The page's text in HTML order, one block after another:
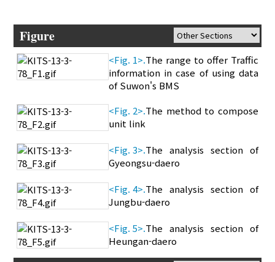
Figure
<Fig. 1>.The range to offer Traffic
information in case of using data
of Suwon's BMS
<Fig. 2>.The method to compose
unit link
<Fig. 3>.The analysis section of
Gyeongsu-daero
<Fig. 4>.The analysis section of
Jungbu-daero
<Fig. 5>.The analysis section of
Heungan-daero